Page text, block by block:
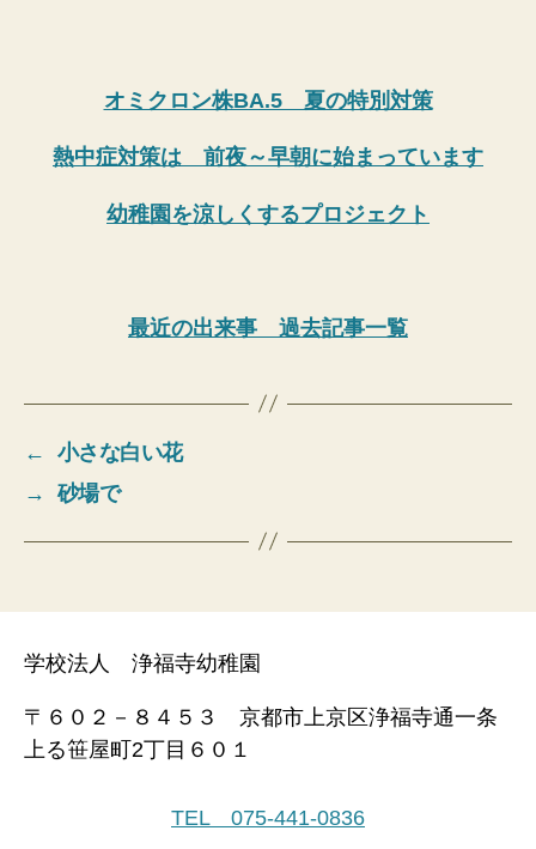
オミクロン株BA.5 夏の特別対策
熱中症対策は 前夜～早朝に始まっています
幼稚園を涼しくするプロジェクト
最近の出来事 過去記事一覧
←
小さな白い花
→
砂場で
学校法人 浄福寺幼稚園
〒６０２－８４５３ 京都市上京区浄福寺通一条
上る笹屋町2丁目６０１
TEL 075-441-0836